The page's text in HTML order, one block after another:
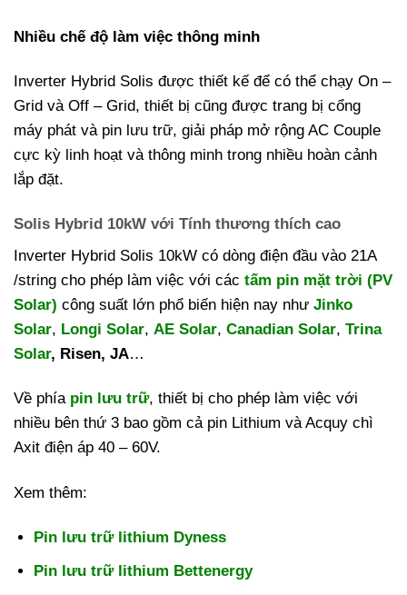
Nhiều chế độ làm việc thông minh
Inverter Hybrid Solis được thiết kế để có thể chạy On –
Grid và Off – Grid, thiết bị cũng được trang bị cổng
máy phát và pin lưu trữ, giải pháp mở rộng AC Couple
cực kỳ linh hoạt và thông minh trong nhiều hoàn cảnh
lắp đặt.
Solis Hybrid 10kW với Tính thương thích cao
Inverter Hybrid Solis 10kW có dòng điện đầu vào 21A
/string cho phép làm việc với các tấm pin mặt trời (PV
Solar) công suất lớn phổ biến hiện nay như Jinko
Solar, Longi Solar, AE Solar, Canadian Solar, Trina
Solar, Risen, JA…
Về phía pin lưu trữ, thiết bị cho phép làm việc với
nhiều bên thứ 3 bao gồm cả pin Lithium và Acquy chì
Axit điện áp 40 – 60V.
Xem thêm:
Pin lưu trữ lithium Dyness
Pin lưu trữ lithium Bettenergy